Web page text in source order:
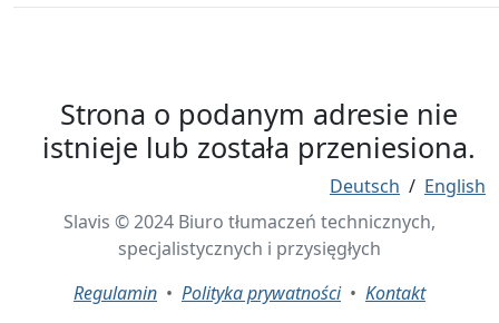
Strona o podanym adresie nie
istnieje lub została przeniesiona.
Deutsch / English
Slavis © 2024 Biuro tłumaczeń technicznych,
specjalistycznych i przysięgłych
Regulamin • Polityka prywatności• Kontakt